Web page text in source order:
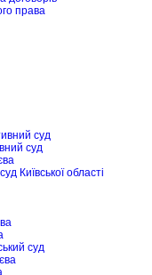
права
суд
суд
Київської області
суд